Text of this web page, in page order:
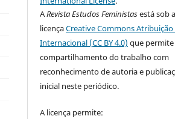
ARevista Estudos Feministasestá sob a
licençaCreative Commons Atribuição
Internacional (CC BY 4.0) que
compartilhamento do trabalho com
reconhecimento de autoria e
inicial neste periódico.
A licença permite: